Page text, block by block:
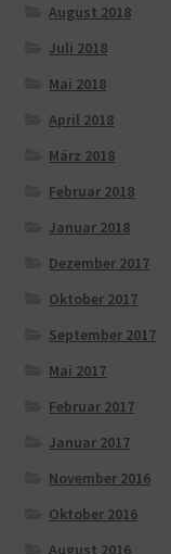
August 2018
Juli 2018
Mai 2018
April 2018
März 2018
Februar 2018
Januar 2018
Dezember 2017
Oktober 2017
September 2017
Mai 2017
Februar 2017
Januar 2017
November 2016
Oktober 2016
August 2016